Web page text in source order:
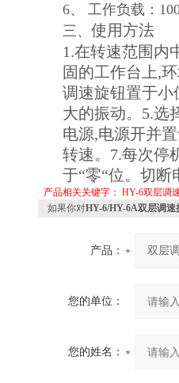
6、 工作负载：
三、 使用方法
1.在转速范围内
固的工作台上,
调速旋钮置于小
大的振动。 5.选
电源,电源开并
转速。 7.每次停
于“零“位。切断
产品相关关键字： HY-6双层调
如果你对HY-6/HY-6A双层调速
产品：
您的单位：
您的姓名：